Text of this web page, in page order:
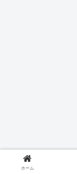
ホーム